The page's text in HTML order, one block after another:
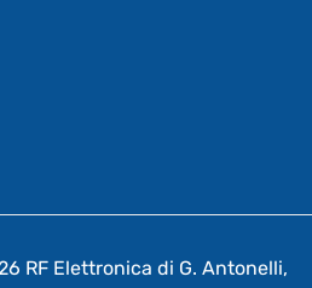
RF Elettronica di G. Antonelli,